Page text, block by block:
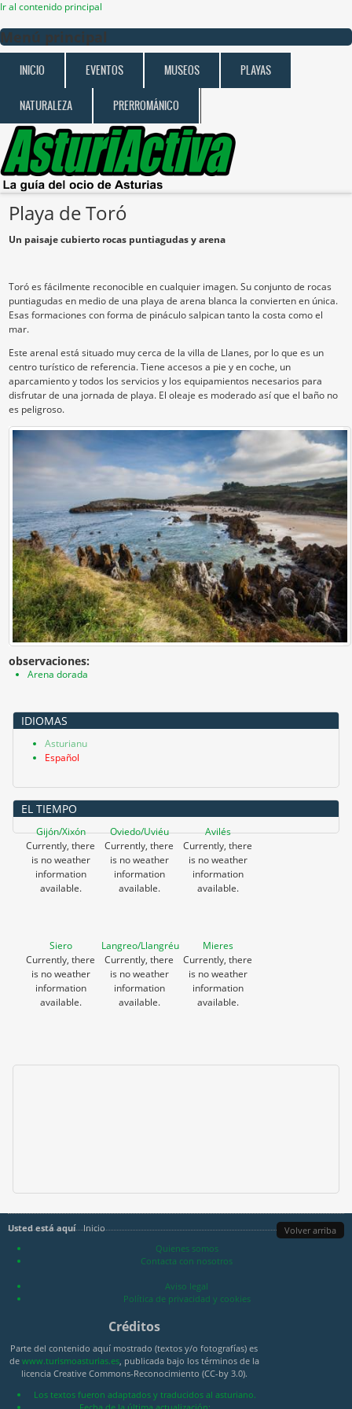
Ir al contenido principal
Menú principal
INICIO EVENTOS MUSEOS PLAYAS
NATURALEZA PRERROMÁNICO
Playa de Toró
Un paisaje cubierto rocas puntiagudas y arena
Toró es fácilmente reconocible en cualquier imagen. Su conjunto de rocas
puntiagudas en medio de una playa de arena blanca la convierten en única.
Esas formaciones con forma de pináculo salpican tanto la costa como el
mar.
Este arenal está situado muy cerca de la villa de Llanes, por lo que es un
centro turístico de referencia. Tiene accesos a pie y en coche, un
aparcamiento y todos los servicios y los equipamientos necesarios para
disfrutar de una jornada de playa. El oleaje es moderado así que el baño no
es peligroso.
observaciones:
Arena dorada
IDIOMAS
Asturianu
Español
EL TIEMPO
Gijón/Xixón
Currently, there
is no weather
information
available.
Oviedo/Uviéu
Currently, there
is no weather
information
available.
Avilés
Currently, there
is no weather
information
available.
Siero
Currently, there
is no weather
information
available.
Langreo/Llangréu
Currently, there
is no weather
information
available.
Mieres
Currently, there
is no weather
information
available.
Usted está aquí Inicio
Volver arriba
Quienes somos
Contacta con nosotros
Aviso legal
Política de privacidad y cookies
Créditos
Parte del contenido aquí mostrado (textos y/o fotografías) es
de www.turismoasturias.es, publicada bajo los términos de la
licencia Creative Commons-Reconocimiento (CC-by 3.0).
Los textos fueron adaptados y traducidos al asturiano.